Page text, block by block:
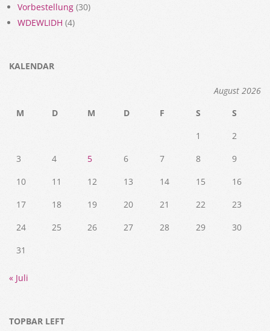
Vorbestellung (30)
WDEWLIDH (4)
KALENDAR
August 2026
M
D M D F S
S
1
2
3
4 5 6 7 8
9
10
11 12 13 14 15
16
17
18 19 20 21 22
23
24
25 26 27 28 29
30
31
« Juli
TOPBAR LEFT